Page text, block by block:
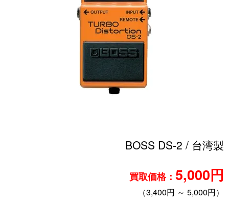
BOSS DS-2 / 台湾製
買取価格： 5,000円
（3,400円 ～ 5,000円）